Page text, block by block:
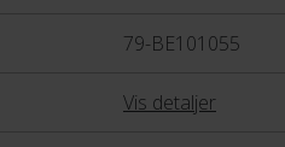
79-BE101055
Vis detaljer